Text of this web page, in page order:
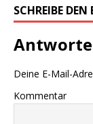
SCHREIBE
Deine E-Mail-
Kommentar